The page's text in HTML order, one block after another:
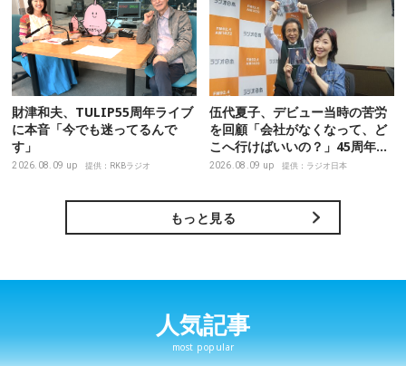
財津和夫、TULIP55周年ライブ
に本音「今でも迷ってるんで
す」
2026.08.09 up 提供：RKBラジオ
伍代夏子、デビュー当時の苦労
を回顧「会社がなくなって、ど
こへ行けばいいの？」45周年の
新曲に込めた“花は咲く”のメッ
2026.08.09 up 提供：ラジオ日本
もっと見る
人気記事
most popular